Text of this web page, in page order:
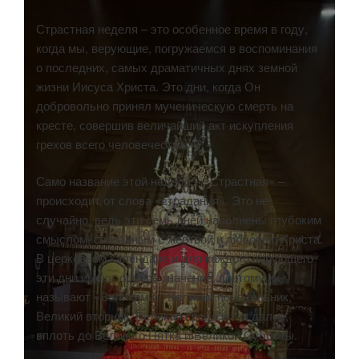
Страстная неделя – это особенное время в году,
когда мы, верующие, погружаемся в воспоминания
о последних, самых драматичных днях земной
жизни Иисуса Христа. Это дни, когда Он
добровольно принял мученическую смерть на
кресте, совершив величайший акт искупления
грехов всего человечества.
Само название этой недели – «Страстная» –
происходит от слова «страдания». Это не
случайно, ведь эти семь дней наполнены глубоким
смыслом, связанным с жертвой и любовью Христа.
В церковном календаре и для каждого верующего
эти дни имеют особое значение, поэтому их
называют «Великими»: Великий понедельник,
Великий вторник, Великая среда и так далее,
вплоть до Великого Пятка и Великой Субботы.